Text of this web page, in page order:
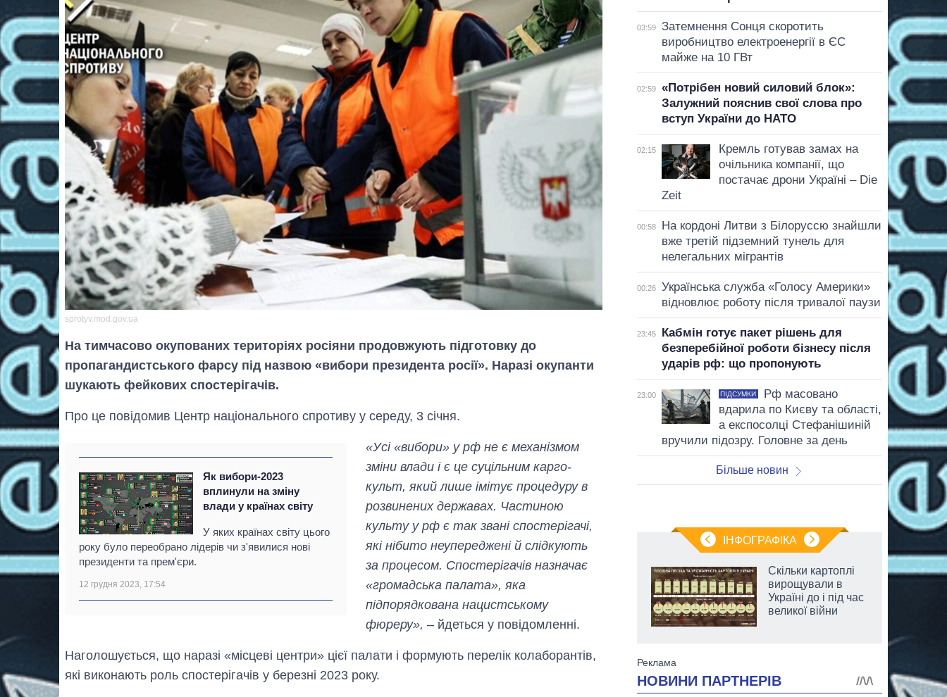
sprotyv.mod.gov.ua
На тимчасово окупованих територіях росіяни продовжують підготовку до
пропагандистського фарсу під назвою «вибори президента росії». Наразі окупанти
шукають фейкових спостерігачів.
Про це повідомив Центр національного спротиву у середу, 3 січня.
Як вибори-2023
вплинули на зміну
влади у країнах світу
У яких країнах світу цього
року було переобрано лідерів чи з'явилися нові
президенти та прем'єри.
12 грудня 2023, 17:54
«Усі «вибори» у рф не є механізмом
зміни влади і є це суцільним карго-
культ, який лише імітує процедуру в
розвинених державах. Частиною
культу у рф є так звані спостерігачі,
які нібито неупереджені й слідкують
за процесом. Спостерігачів назначає
«громадська палата», яка
підпорядкована нацистському
фюреру», – йдеться у повідомленні.
Наголошується, що наразі «місцеві центри» цієї палати і формують перелік колаборантів,
які виконають роль спостерігачів у березні 2023 року.
03:59
Затемнення Сонця скоротить
виробництво електроенергії в ЄС
майже на 10 ГВт
02:59
«Потрібен новий силовий блок»:
Залужний пояснив свої слова про
вступ України до НАТО
02:15
Кремль готував замах на
очільника компанії, що
постачає дрони Україні – Die
Zeit
00:58
На кордоні Литви з Білоруссю знайшли
вже третій підземний тунель для
нелегальних мігрантів
00:26
Українська служба «Голосу Америки»
відновлює роботу після тривалої паузи
23:45
Кабмін готує пакет рішень для
безперебійної роботи бізнесу після
ударів рф: що пропонують
23:00 ПІДСУМКИ
Рф масовано
вдарила по Києву та області,
а експосолці Стефанішиній
вручили підозру. Головне за день
Більше новин
ІНФОГРАФІКА
Вісім масованих
ударів по Україні
область стали
головною ціллю
Скільки картоплі
вирощували в
Україні до і під час
великої війни